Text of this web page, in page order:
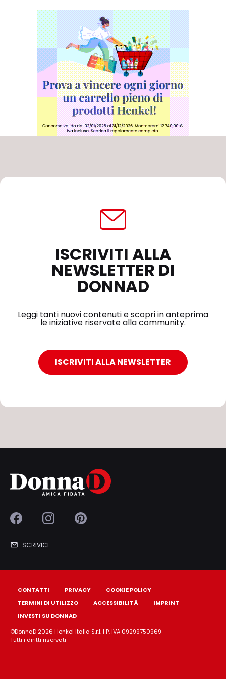
ISCRIVITI ALLA
NEWSLETTER DI
DONNAD
Leggi tanti nuovi contenuti e scopri in anteprima
le iniziative riservate alla community.
ISCRIVITI ALLA NEWSLETTER
SCRIVICI
CONTATTI PRIVACY
COOKIE POLICY
TERMINI DI UTILIZZO
ACCESSIBILITÀ
IMPRINT
INVESTI SU DONNAD
©DonnaD 2026 Henkel Italia S.r.l. | P. IVA 09299750969
Tutti i diritti riservati